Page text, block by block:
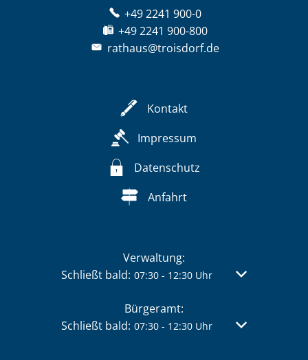
+49 2241 900-0
+49 2241 900-800
rathaus@troisdorf.de
Kontakt
Impressum
Datenschutz
Anfahrt
Verwaltung:
Klicken, um weitere Öffnungs- oder
Schließt bald: 07:30 - 12:30 Uhr Von 07:30 bis
Bürgeramt:
Klicken, um weitere Öffnungs- oder
Schließt bald: 07:30 - 12:30 Uhr Von 07:30 bis